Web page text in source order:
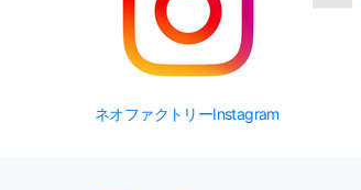
ネオファクトリーInstagram